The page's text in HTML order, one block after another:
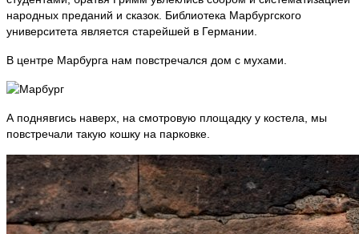
народных преданий и сказок. Библиотека Марбургского
университета является старейшей в Германии.
В центре Марбурга нам повстречался дом с мухами.
А поднявгись наверх, на смотровую площадку у костела, мы
повстречали такую кошку на парковке.